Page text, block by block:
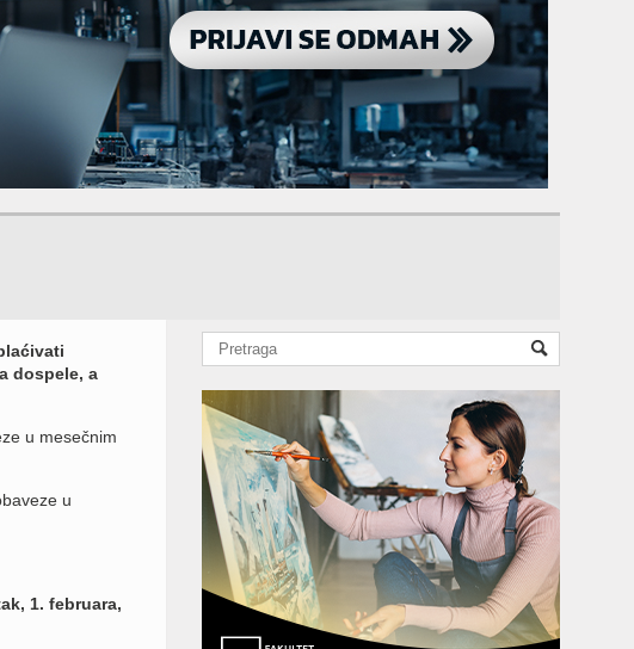
dospele, a
u mesečnim
u
1. februara,